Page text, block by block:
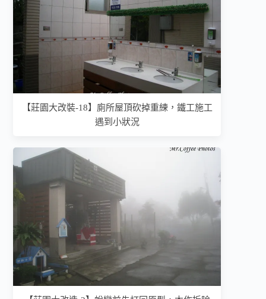
【莊園大改裝-18】廁所屋頂砍掉重練，鐵工施工
遇到小狀況